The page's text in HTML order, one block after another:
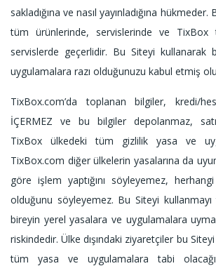
sakladığına ve nasıl yayınladığına
tüm ürünlerinde, servislerinde ve TixBox
servislerde geçerlidir. Bu Siteyi kullanarak
uygulamalara razı olduğunuzu kabul etmiş
TixBox.com’da toplanan bilgiler, kredi/
İÇERMEZ ve bu bilgiler depolanmaz,
TixBox ülkedeki tüm gizlilik yasa ve
TixBox.com diğer ülkelerin yasalarına da
göre işlem yaptığını söyleyemez,
olduğunu söyleyemez. Bu Siteyi
bireyin yerel yasalara ve uygulamalara
riskindedir. Ülke dışındaki ziyaretçiler bu
tüm yasa ve uygulamalara tabi